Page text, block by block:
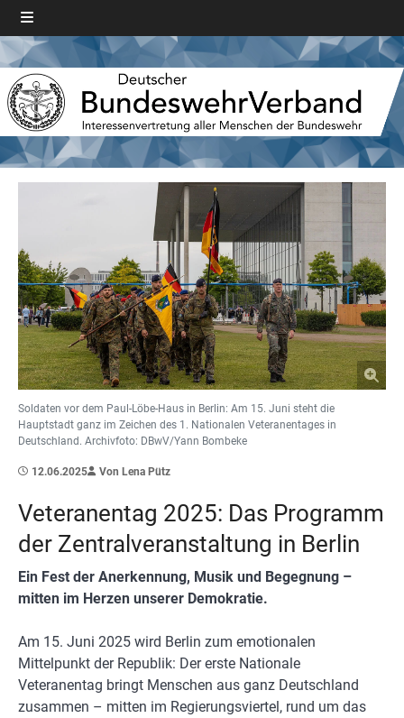
Soldaten vor dem Paul-Löbe-Haus in Berlin: Am 15. Juni steht die
Hauptstadt ganz im Zeichen des 1. Nationalen Veteranentages in
Deutschland. Archivfoto: DBwV/Yann Bombeke
12.06.2025 Von Lena Pütz
Veteranentag 2025: Das Programm
der Zentralveranstaltung in Berlin
Ein Fest der Anerkennung, Musik und Begegnung –
mitten im Herzen unserer Demokratie.
Am 15. Juni 2025 wird Berlin zum emotionalen
Mittelpunkt der Republik: Der erste Nationale
Veteranentag bringt Menschen aus ganz Deutschland
zusammen – mitten im Regierungsviertel, rund um das